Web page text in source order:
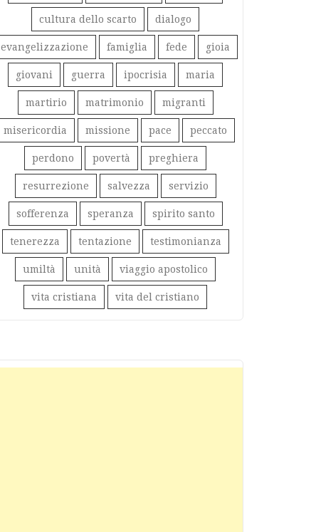
cultura dello scarto dialogo
evangelizzazione famiglia fede gioia
giovani guerra ipocrisia maria
martirio matrimonio migranti
misericordia missione pace peccato
perdono povertà preghiera
resurrezione salvezza servizio
sofferenza speranza spirito santo
tenerezza tentazione testimonianza
umiltà unità viaggio apostolico
vita cristiana vita del cristiano